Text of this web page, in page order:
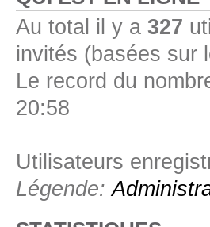
Au total il y a 327
invités (basées sur
Le record du
20:58
Utilisateurs
Légende: